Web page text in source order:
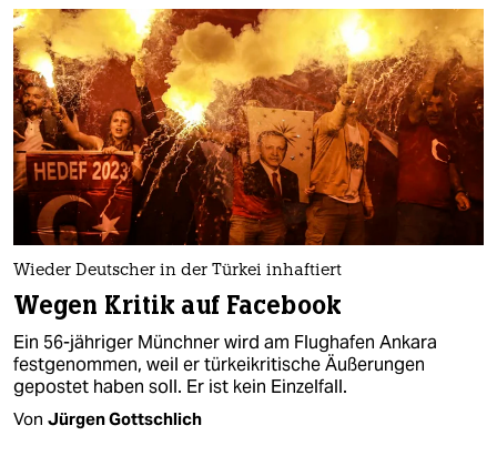
Wieder Deutscher in der Türkei inhaftiert
Wegen Kritik auf Facebook
Ein 56-jähriger Münchner wird am Flughafen Ankara
festgenommen, weil er türkeikritische Äußerungen
gepostet haben soll. Er ist kein Einzelfall.
Von Jürgen Gottschlich